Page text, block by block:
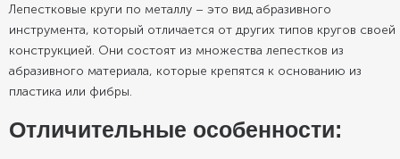
Лепестковые круги по металлу – это вид абразивного
инструмента, который отличается от других типов кругов своей
конструкцией. Они состоят из множества лепестков из
абразивного материала, которые крепятся к основанию из
пластика или фибры.
Отличительные особенности: